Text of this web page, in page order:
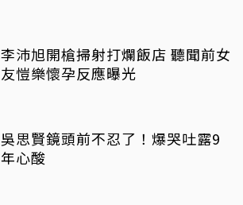
李沛旭開槍掃射打爛飯店 聽聞前女
友愷樂懷孕反應曝光
吳思賢鏡頭前不忍了！爆哭吐露9
年心酸